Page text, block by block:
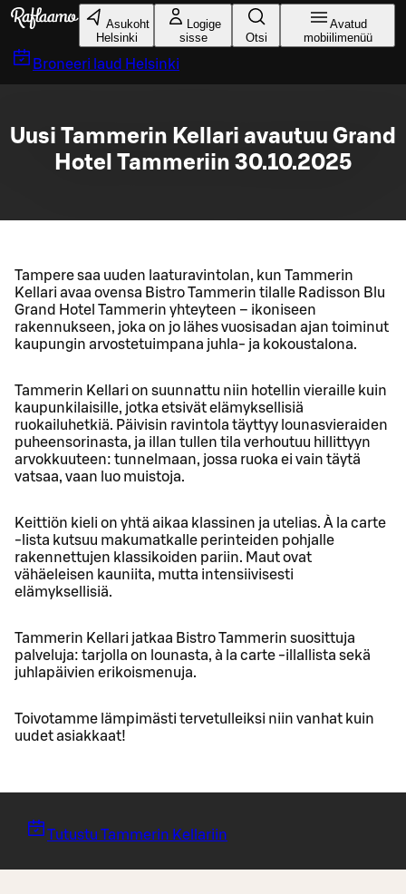
Liigu peamise sisu juurde
Asukoht
Helsinki
Logige
sisse
Otsi
Avatud
mobiilimenüü
Broneeri laud Helsinki
Uusi Tammerin Kellari avautuu Grand
Hotel Tammeriin 30.10.2025
Tampere saa uuden laaturavintolan, kun Tammerin
Kellari avaa ovensa Bistro Tammerin tilalle Radisson Blu
Grand Hotel Tammerin yhteyteen – ikoniseen
rakennukseen, joka on jo lähes vuosisadan ajan toiminut
kaupungin arvostetuimpana juhla- ja kokoustalona.
Tammerin Kellari on suunnattu niin hotellin vieraille kuin
kaupunkilaisille, jotka etsivät elämyksellisiä
ruokailuhetkiä. Päivisin ravintola täyttyy lounasvieraiden
puheensorinasta, ja illan tullen tila verhoutuu hillittyyn
arvokkuuteen: tunnelmaan, jossa ruoka ei vain täytä
vatsaa, vaan luo muistoja.
Keittiön kieli on yhtä aikaa klassinen ja utelias. À la carte
-lista kutsuu makumatkalle perinteiden pohjalle
rakennettujen klassikoiden pariin. Maut ovat
vähäeleisen kauniita, mutta intensiivisesti
elämyksellisiä.
Tammerin Kellari jatkaa Bistro Tammerin suosittuja
palveluja: tarjolla on lounasta, à la carte -illallista sekä
juhlapäivien erikoismenuja.
Toivotamme lämpimästi tervetulleiksi niin vanhat kuin
uudet asiakkaat!
Tutustu Tammerin Kellariin